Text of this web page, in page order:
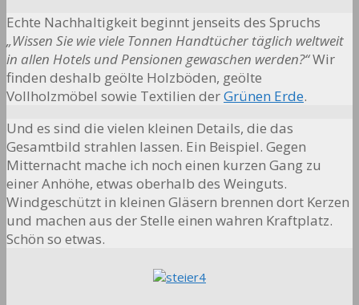
Echte Nachhaltigkeit beginnt jenseits des Spruchs
„Wissen Sie wie viele Tonnen Handtücher täglich weltweit
in allen Hotels und Pensionen gewaschen werden?“Wir
finden deshalb geölte Holzböden, geölte
Vollholzmöbel sowie Textilien derGrünen Erde.
Und es sind die vielen kleinen Details, die das
Gesamtbild strahlen lassen. Ein Beispiel. Gegen
Mitternacht mache ich noch einen kurzen Gang zu
einer Anhöhe, etwas oberhalb des Weinguts.
Windgeschützt in kleinen Gläsern brennen dort Kerzen
und machen aus der Stelle einen wahren Kraftplatz.
Schön so etwas.